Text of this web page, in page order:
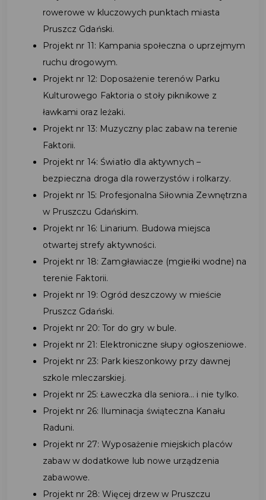
rowerowe w kluczowych punktach miasta
Pruszcz Gdański.
Projekt nr 11: Kampania społeczna o uprzejmym
ruchu drogowym.
Projekt nr 12: Doposażenie terenów Parku
Kulturowego Faktoria o stoły piknikowe z
ławkami oraz leżaki.
Projekt nr 13: Muzyczny plac zabaw na terenie
Faktorii.
Projekt nr 14: Światło dla aktywnych –
bezpieczna droga dla rowerzystów i rolkarzy.
Projekt nr 15: Profesjonalna Siłownia Zewnętrzna
w Pruszczu Gdańskim.
Projekt nr 16: Linarium. Budowa miejsca
otwartej strefy aktywności.
Projekt nr 18: Zamgławiacze (mgiełki wodne) na
terenie Faktorii.
Projekt nr 19: Ogród deszczowy w mieście
Pruszcz Gdański.
Projekt nr 20: Tor do gry w bule.
Projekt nr 21: Elektroniczne słupy ogłoszeniowe.
Projekt nr 23: Park kieszonkowy przy dawnej
szkole mleczarskiej.
Projekt nr 25: Ławeczka dla seniora... i nie tylko.
Projekt nr 26: Iluminacja świąteczna Kanału
Raduni.
Projekt nr 27: Wyposażenie miejskich placów
zabaw w dodatkowe lub nowe urządzenia
zabawowe.
Projekt nr 28: Więcej drzew w Pruszczu